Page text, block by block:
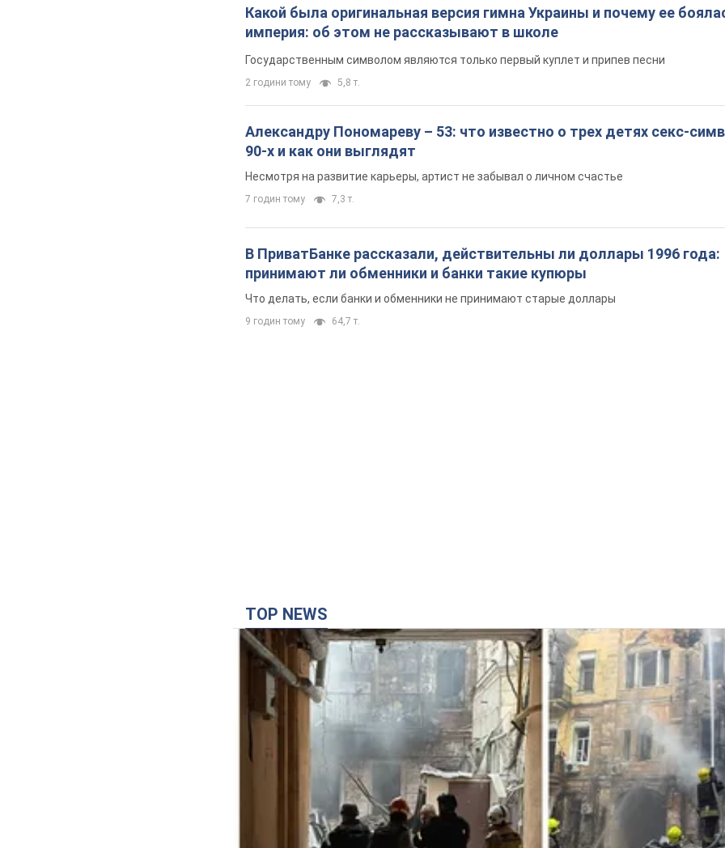
Какой была оригинальная версия гимна Украины и почему ее
империя: об этом не рассказывают в школе
Государственным символом являются только первый куплет и припев песни
2 години тому 5,8 т.
Александру Пономареву – 53: что известно о трех детях секс-
90-х и как они выглядят
Несмотря на развитие карьеры, артист не забывал о личном счастье
7 годин тому 7,3 т.
В ПриватБанке рассказали, действительны ли доллары 1996 года:
принимают ли обменники и банки такие купюры
Что делать, если банки и обменники не принимают старые доллары
9 годин тому 64,7 т.
TOP NEWS